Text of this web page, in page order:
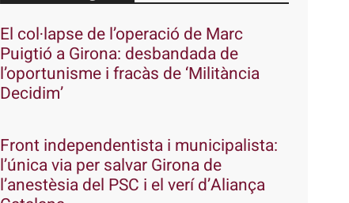
El col·lapse de l’operació de Marc
Puigtió a Girona: desbandada de
l’oportunisme i fracàs de ‘Militància
Decidim’
Front independentista i municipalista:
l’única via per salvar Girona de
l’anestèsia del PSC i el verí d’Aliança